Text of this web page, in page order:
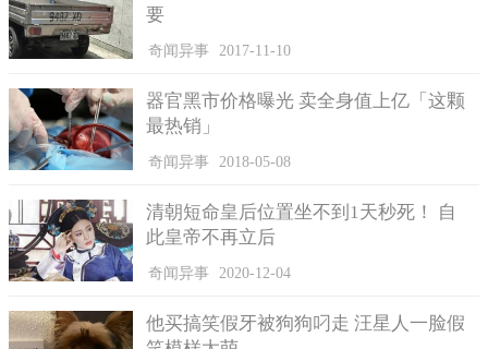
汤姆汉克斯爱打字机成痴，甚至推出「打字机键盘App」。
email给女主角，而为了推广打字机之美，汤姆汉克斯曾捞过界，
推出「打字机键盘App」，还大获好评，拿下iPad应用第一名。
汤姆汉克斯表示：「如果有人说，『天啊，我好想要一台打
机的说明纸条。」
要
奇闻异事 2017-11-10
器官黑市价格曝光 卖全身值上亿「这颗
最热销」
奇闻异事 2018-05-08
清朝短命皇后位置坐不到1天秒死！ 自
此皇帝不再立后
奇闻异事 2020-12-04
他买搞笑假牙被狗狗叼走 汪星人一脸假